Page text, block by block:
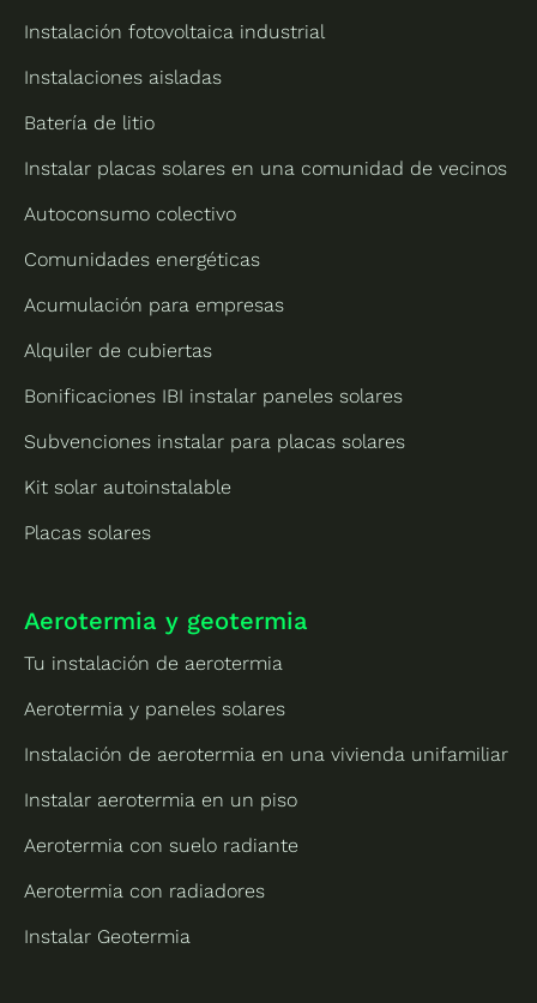
Instalación fotovoltaica industrial
Instalaciones aisladas
Batería de litio
Instalar placas solares en una comunidad de vecinos
Autoconsumo colectivo
Comunidades energéticas
Acumulación para empresas
Alquiler de cubiertas
Bonificaciones IBI instalar paneles solares
Subvenciones instalar para placas solares
Kit solar autoinstalable
Placas solares
Aerotermia y geotermia
Tu instalación de aerotermia
Aerotermia y paneles solares
Instalación de aerotermia en una vivienda unifamiliar
Instalar aerotermia en un piso
Aerotermia con suelo radiante
Aerotermia con radiadores
Instalar Geotermia